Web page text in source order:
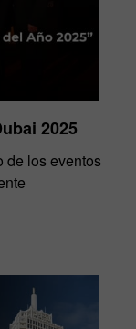
2025
de los eventos